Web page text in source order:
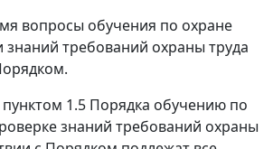
вопросы обучения по охране
знаний требований охраны труда
пунктом 1.5 Порядка обучению по
знаний требований охраны